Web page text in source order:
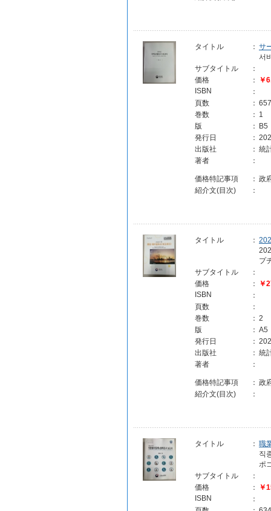
タイトル ： サ
서
サブタイトル
：
価格
：
￥
ISBN
：
頁数
： 657
巻数
： 1
版
：
B5
発行日
：
出版社
： 統
著者
：
価格特記事項 ： 政
紹介文(目次)
：
タイトル ：
プ
サブタイトル
：
価格
：
￥
ISBN
：
頁数
：
巻数
： 2
版
： A5
発行日
：
出版社
： 統
著者
：
価格特記事項 ： 政
紹介文(目次)
：
タイトル ： 職
직
ポ
サブタイトル
：
価格
：
￥
ISBN
：